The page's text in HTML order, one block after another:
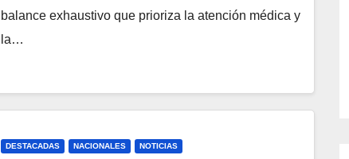
balance exhaustivo que prioriza la atención médica y
la…
DESTACADAS NACIONALES NOTICIAS